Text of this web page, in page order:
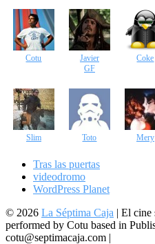
Cotu
Javier
GF
Coke
Slim Toto Mery
Tras las puertas
videodromo
WordPress Planet
© 2026 La Séptima Caja | El cine
performed by Cotu based in
cotu@septimacaja.com |